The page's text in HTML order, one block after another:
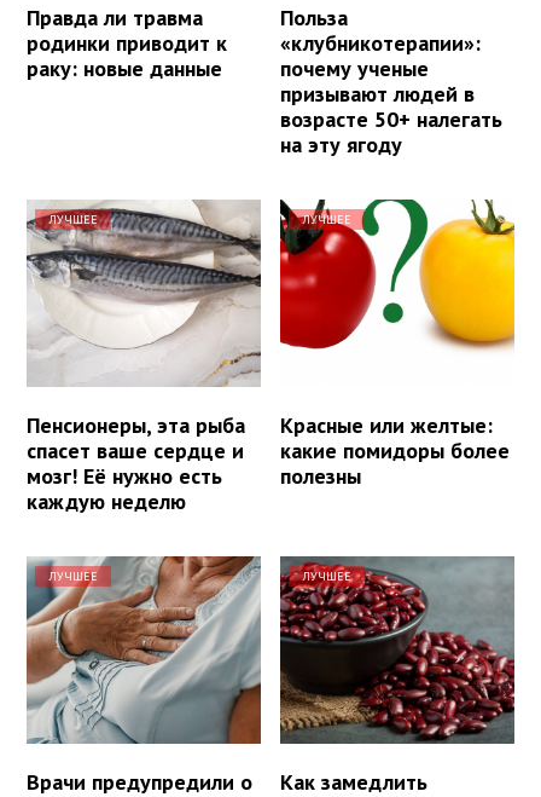
Правда ли травма
родинки приводит к
раку: новые данные
Польза
«клубникотерапии»:
почему ученые
призывают людей в
возрасте 50+ налегать
на эту ягоду
ЛУЧШЕЕ
Пенсионеры, эта рыба
спасет ваше сердце и
мозг! Её нужно есть
каждую неделю
ЛУЧШЕЕ
Красные или желтые:
какие помидоры более
полезны
ЛУЧШЕЕ
Врачи предупредили о
ЛУЧШЕЕ
Как замедлить